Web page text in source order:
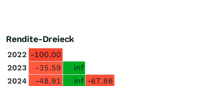
Rendite-Dreieck
2022 -100.00
2023
-35.59
inf
2024
-48.91 inf -67.86